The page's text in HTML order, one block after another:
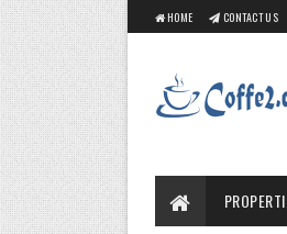
HOME CONTACT US
PROPERTI